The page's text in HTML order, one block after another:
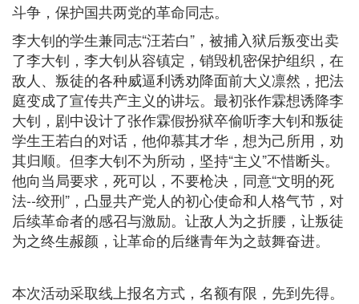
斗争，保护国共两党的革命同志。
李大钊的学生兼同志“汪若白”，被捕入狱后叛变出卖
了李大钊，李大钊从容镇定，销毁机密保护组织，在
敌人、叛徒的各种威逼利诱劝降面前大义凛然，把法
庭变成了宣传共产主义的讲坛。最初张作霖想诱降李
大钊，剧中设计了张作霖假扮狱卒偷听李大钊和叛徒
学生王若白的对话，他仰慕其才华，想为己所用，劝
其归顺。但李大钊不为所动，坚持“主义”不惜断头。
他向当局要求，死可以，不要枪决，同意“文明的死
法--绞刑”，凸显共产党人的初心使命和人格气节，对
后续革命者的感召与激励。让敌人为之折腰，让叛徒
为之终生赧颜，让革命的后继青年为之鼓舞奋进。
本次活动采取线上报名方式，名额有限，先到先得。